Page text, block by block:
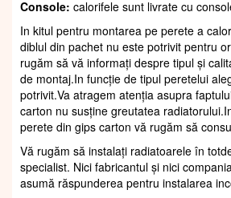
Console: calorifele sunt livrate cu
In kitul pentru montarea pe perete a
diblul din pachet nu este potrivit pentru
rugăm să vă informați despre tipul și
de montaj.In funcție de tipul peretelui
potrivit.Va atragem atenția asupra
carton nu susține greutatea
perete din gips carton vă rugăm să
Vă rugăm să instalați radiatoarele în
specialist. Nici fabricantul și nici
asumă răspunderea pentru instalarea